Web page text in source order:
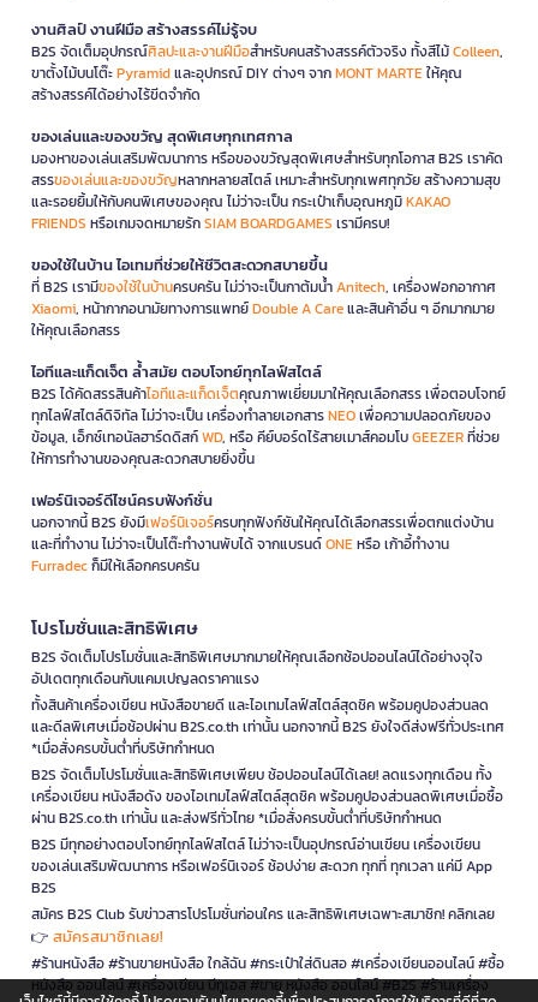
งานศิลป์ งานฝีมือ สร้างสรรค์ไม่รู้จบ
B2S จัดเต็มอุปกรณ์ศิลปะและงานฝีมือสำหรับคนสร้างสรรค์ตัวจริง ทั้งสีไม้Colleen,
ขาตั้งไม้บนโต๊ะPyramidและอุปกรณ์ DIY ต่างๆ จากMONT MARTEให้คุณ
สร้างสรรค์ได้อย่างไร้ขีดจำกัด
ของเล่นและของขวัญ สุดพิเศษทุกเทศกาล
มองหาของเล่นเสริมพัฒนาการ หรือของขวัญสุดพิเศษสำหรับทุกโอกาส B2S เราคัด
สรรของเล่นและของขวัญหลากหลายสไตล์ เหมาะสำหรับทุกเพศทุกวัย สร้างความสุข
และรอยยิ้มให้กับคนพิเศษของคุณ ไม่ว่าจะเป็น กระเป๋าเก็บอุณหภูมิKAKAO
FRIENDS หรือเกมจดหมายรักSIAM BOARDGAMES เรามีครบ!
ของใช้ในบ้าน ไอเทมที่ช่วยให้ชีวิตสะดวกสบายขึ้น
ที่ B2S เรามีของใช้ในบ้านครบครัน ไม่ว่าจะเป็นกาต้มน้ำAnitech, เครื่องฟอกอากาศ
Xiaomi, หน้ากากอนามัยทางการแพทย์Double A Careและสินค้าอื่น ๆ อีกมากมาย
ให้คุณเลือกสรร
ไอทีและแก็ดเจ็ต ล้ำสมัย ตอบโจทย์ทุกไลฟ์สไตล์
B2S ได้คัดสรรสินค้าไอทีและแก็ดเจ็ตคุณภาพเยี่ยมมาให้คุณเลือกสรร เพื่อตอบโจทย์
ทุกไลฟ์สไตล์ดิจิทัล ไม่ว่าจะเป็น เครื่องทำลายเอกสารNEOเพื่อความปลอดภัยของ
ข้อมูล, เอ็กซ์เทอนัลฮาร์ดดิสก์WD, หรือ คีย์บอร์ดไร้สายเมาส์คอมโบGEEZERที่ช่วย
ให้การทำงานของคุณสะดวกสบายยิ่งขึ้น
เฟอร์นิเจอร์ดีไซน์ครบฟังก์ชั่น
นอกจากนี้ B2S ยังมีเฟอร์นิเจอร์ครบทุกฟังก์ชันให้คุณได้เลือกสรรเพื่อตกแต่งบ้าน
และที่ทำงาน ไม่ว่าจะเป็นโต๊ะทำงานพับได้ จากแบรนด์ONEหรือ เก้าอี้ทำงาน
Furradecก็มีให้เลือกครบครัน
โปรโมชั่นและสิทธิพิเศษ
B2S จัดเต็มโปรโมชั่นและสิทธิพิเศษมากมายให้คุณเลือกช้อปออนไลน์ได้อย่างจุใจ
อัปเดตทุกเดือนกับแคมเปญลดราคาแรง
ทั้งสินค้าเครื่องเขียน หนังสือขายดี และไอเทมไลฟ์สไตล์สุดชิค พร้อมคูปองส่วนลด
และดีลพิเศษเมื่อช้อปผ่าน B2S.co.th เท่านั้น นอกจากนี้ B2S ยังใจดีส่งฟรีทั่วประเทศ
*เมื่อสั่งครบขั้นต่ำที่บริษัทกำหนด
B2S จัดเต็มโปรโมชั่นและสิทธิพิเศษเพียบ ช้อปออนไลน์ได้เลย! ลดแรงทุกเดือน ทั้ง
เครื่องเขียน หนังสือดัง ของไอเทมไลฟ์สไตล์สุดชิค พร้อมคูปองส่วนลดพิเศษเมื่อซื้อ
ผ่าน B2S.co.th เท่านั้น และส่งฟรีทั่วไทย *เมื่อสั่งครบขั้นต่ำที่บริษัทกำหนด
B2S มีทุกอย่างตอบโจทย์ทุกไลฟ์สไตล์ ไม่ว่าจะเป็นอุปกรณ์อ่านเขียน เครื่องเขียน
ของเล่นเสริมพัฒนาการ หรือเฟอร์นิเจอร์ ช้อปง่าย สะดวก ทุกที่ ทุกเวลา แค่มี App
B2S
สมัคร B2S Club รับข่าวสารโปรโมชั่นก่อนใคร และสิทธิพิเศษเฉพาะสมาชิก! คลิกเลย
👉 สมัครสมาชิกเลย!
#ร้านหนังสือ #ร้านขายหนังสือ ใกล้ฉัน #กระเป๋าใส่ดินสอ #เครื่องเขียนออนไลน์ #ซื้อ
หนังสือ ออนไลน์ #เครื่องเขียน บีทูเอส #ขาย หนังสือ ออนไลน์ #B2S #ร้านเครื่อง